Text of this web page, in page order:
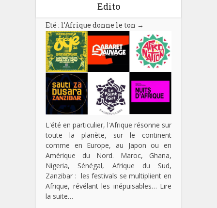
Edito
Eté : l’Afrique donne le ton →
L'été en particulier, l'Afrique résonne sur
toute la planète, sur le continent
comme en Europe, au Japon ou en
Amérique du Nord. Maroc, Ghana,
Nigeria, Sénégal, Afrique du Sud,
Zanzibar : les festivals se multiplient en
Afrique, révélant les inépuisables… Lire
la suite…